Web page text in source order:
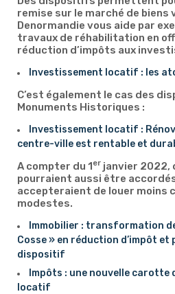
remise sur le marché de biens
Denormandie vous aide par
travaux de réhabilitation en
réduction d’impôts aux
Investissement locatif : les
C’est également le cas des
Monuments Historiques :
Investissement locatif :
centre-ville est rentable et
A compter du 1er janvier 2022,
pourraient aussi être
accepteraient de louer moins
modestes.
Immobilier : transformation
Cosse » en réduction d’impôt
dispositif
Impôts : une nouvelle carotte
locatif